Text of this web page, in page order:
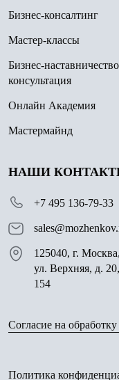
Бизнес-консалтинг
Мастер-классы
Бизнес-
консультация
Онлайн Академия
Мастермайнд
НАШИ
+7 495 136-79-33
125040, г. Москва,
ул. Верхняя, д.
154
Согласие на
Политика